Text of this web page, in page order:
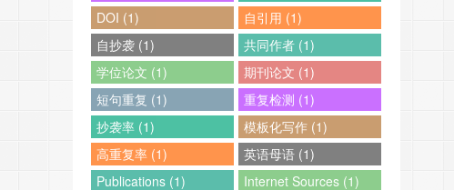
DOI (1)
自引用 (1)
自抄袭 (1)
共同作者 (1)
学位论文 (1)
期刊论文 (1)
短句重复 (1)
重复检测 (1)
抄袭率 (1)
模板化写作 (1)
高重复率 (1)
英语母语 (1)
Publications (1)
Internet Sources (1)